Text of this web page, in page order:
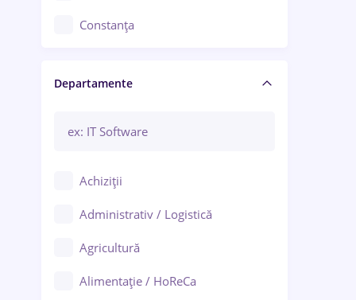
Constanța
Brașov
Bacău
Galați (Galați)
Ploiești
Departamente
Achiziții
Administrativ / Logistică
Agricultură
Alimentație / HoReCa